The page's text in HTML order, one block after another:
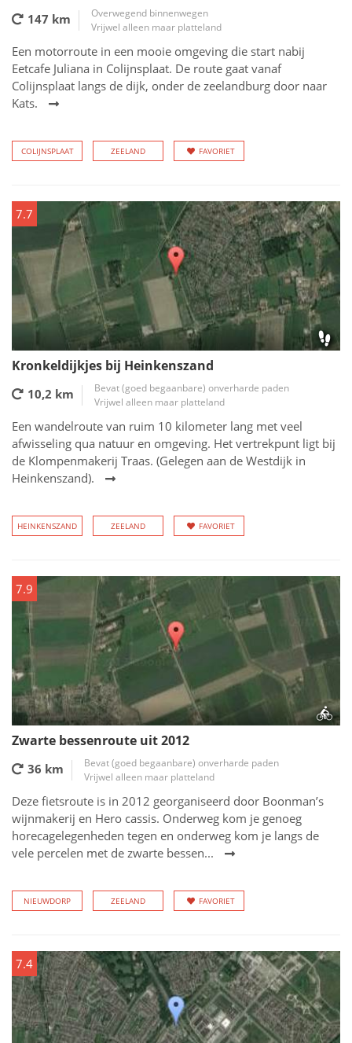
147 km
Overwegend binnenwegen
Vrijwel alleen maar platteland
Een motorroute in een mooie omgeving die start nabij
Eetcafe Juliana in Colijnsplaat. De route gaat vanaf
Colijnsplaat langs de dijk, onder de zeelandburg door naar
Kats.
COLIJNSPLAAT ZEELAND FAVORIET
7.7
Kronkeldijkjes bij Heinkenszand
10,2 km
Bevat (goed begaanbare) onverharde paden
Vrijwel alleen maar platteland
Een wandelroute van ruim 10 kilometer lang met veel
afwisseling qua natuur en omgeving. Het vertrekpunt ligt bij
de Klompenmakerij Traas. (Gelegen aan de Westdijk in
Heinkenszand).
HEINKENSZAND ZEELAND FAVORIET
7.9
Zwarte bessenroute uit 2012
36 km
Bevat (goed begaanbare) onverharde paden
Vrijwel alleen maar platteland
Deze fietsroute is in 2012 georganiseerd door Boonman’s
wijnmakerij en Hero cassis. Onderweg kom je genoeg
horecagelegenheden tegen en onderweg kom je langs de
vele percelen met de zwarte bessen...
NIEUWDORP ZEELAND FAVORIET
7.4